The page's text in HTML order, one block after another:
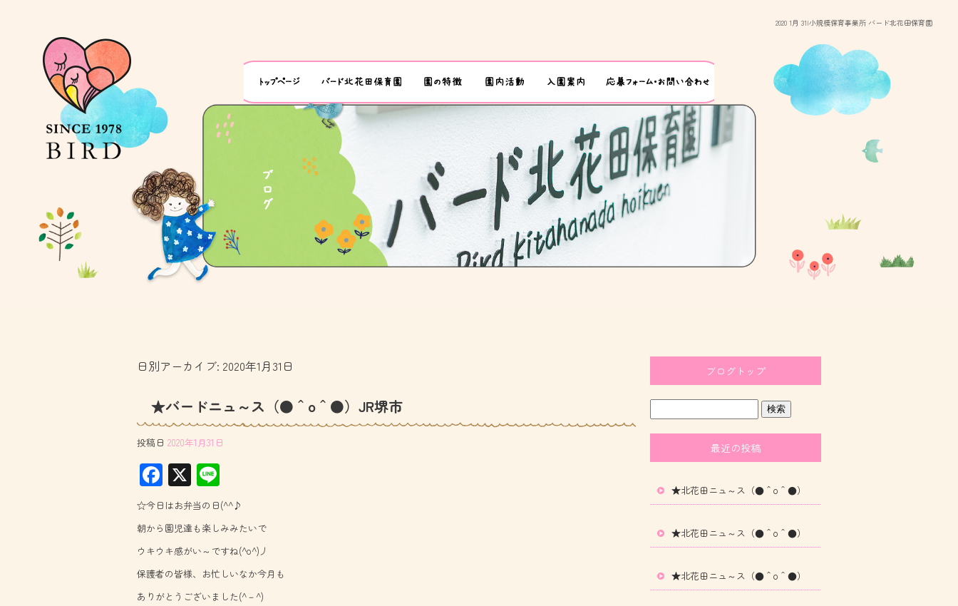
2020 1月 31|小規模保育事業所 バード北花田保育園
日別アーカイブ: 2020年1月31日
★バードニュ～ス（●＾o＾●）JR堺市
投稿日 2020年1月31日
F
ac
e
b
o
ok
X
ne
☆今日はお弁当の日(^^♪
朝から園児達も楽しみみたいで
ウキウキ感がい～ですね(^o^)丿
保護者の皆様、お忙しいなか今月も
ありがとうございました(^－^)
ブログトップ
最近の投稿
★北花田ニュ～ス（●＾o＾●）
★北花田ニュ～ス（●＾o＾●）
★北花田ニュ～ス（●＾o＾●）